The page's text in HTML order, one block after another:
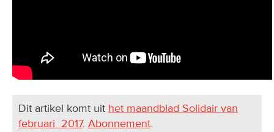
Dit artikel komt uit het maandblad Solidair van
februari 2017. Abonnement.